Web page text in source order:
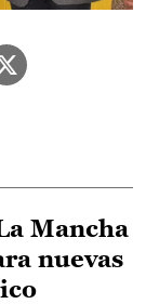
Mancha
nuevas